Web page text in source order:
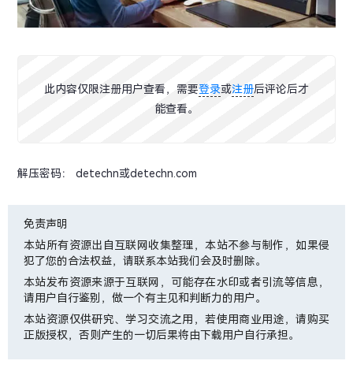
此内容仅限注册用户查看，需要登录或注册后评论后才
能查看。
解压密码： detechn或detechn.com
免责声明
本站所有资源出自互联网收集整理，本站不参与制作，如果侵
犯了您的合法权益，请联系本站我们会及时删除。
本站发布资源来源于互联网，可能存在水印或者引流等信息，
请用户自行鉴别，做一个有主见和判断力的用户。
本站资源仅供研究、学习交流之用，若使用商业用途，请购买
正版授权，否则产生的一切后果将由下载用户自行承担。